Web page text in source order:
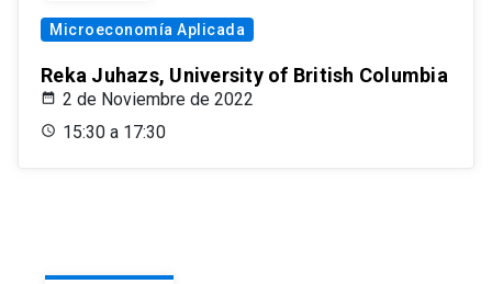
Microeconomía Aplicada
Reka Juhazs, University of British Columbia
2 de Noviembre de 2022
15:30 a 17:30